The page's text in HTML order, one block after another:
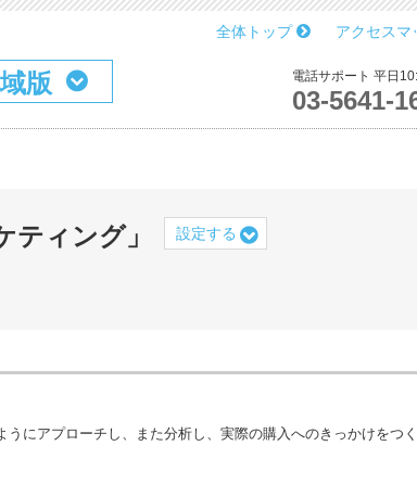
全体トップ アクセスマ
版 電話サポート 平日
03-5641-
ティング」 設定する
にアプローチし、また分析し、実際の購入へのきっかけをつ